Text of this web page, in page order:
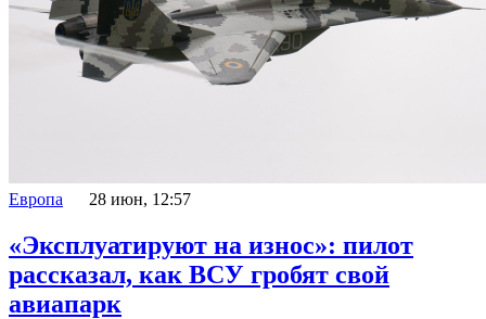
Европа 28 июн, 12:57
«Эксплуатируют на износ»: пилот
рассказал, как ВСУ гробят свой
авиапарк